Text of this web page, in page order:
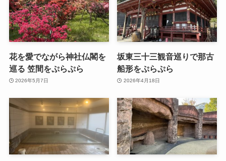
花を愛でながら神社仏閣を
巡る 笠間をぷらぷら
2026年5月7日
坂東三十三観音巡りで那古
船形をぷらぷら
2026年4月18日